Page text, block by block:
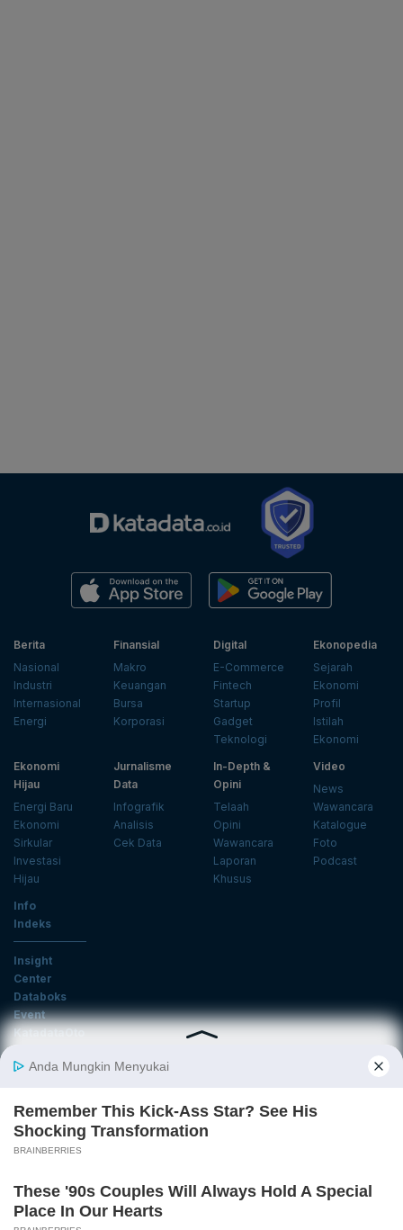
Berita
Nasional
Industri
Internasional
Energi
Finansial
Makro
Keuangan
Bursa
Korporasi
Digital
E-Commerce
Fintech
Startup
Gadget
Teknologi
Ekonopedia
Sejarah
Ekonomi
Profil
Istilah
Ekonomi
Ekonomi
Hijau
Energi Baru
Ekonomi
Sirkular
Investasi
Hijau
Jurnalisme
Data
Infografik
Analisis
Cek Data
In-Depth &
Opini
Telaah
Opini
Wawancara
Laporan
Khusus
Video
News
Wawancara
Katalogue
Foto
Podcast
Info
Indeks
Insight
Center
Databoks
Event
KatadataOto
Email